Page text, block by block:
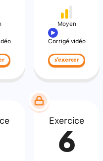
Moyen
Corrigé vidéo
s'exercer
Exercice
6